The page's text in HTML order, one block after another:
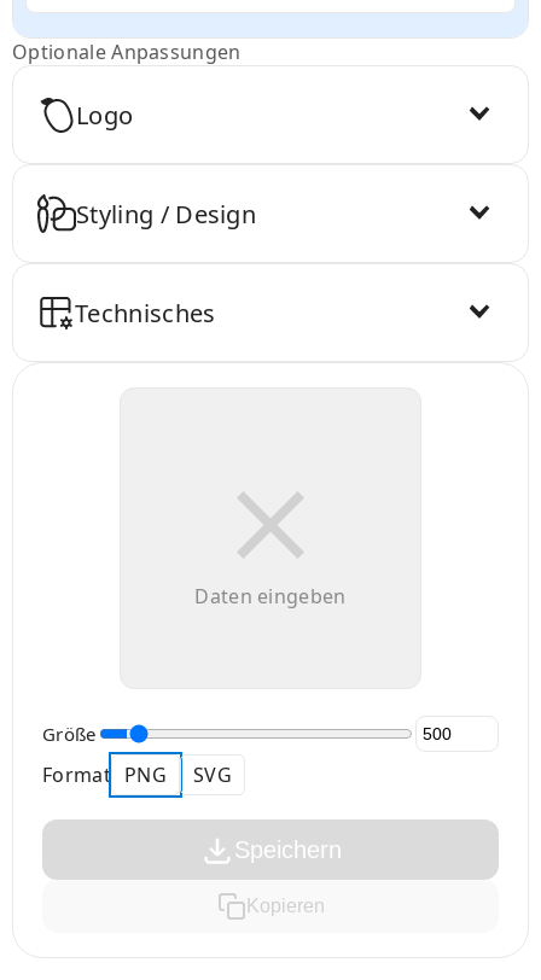
Optionale Anpassungen
Logo
Styling / Design
Technisches
Daten eingeben
Größe
Format PNG SVG
Speichern
Kopieren